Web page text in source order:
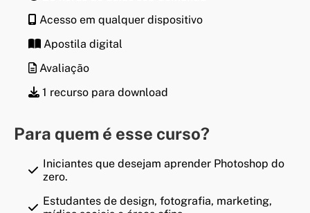
Acesso em qualquer dispositivo
Apostila digital
Avaliação
1 recurso para download
Para quem é esse curso?
Iniciantes que desejam aprender Photoshop do
zero.
Estudantes de design, fotografia, marketing,